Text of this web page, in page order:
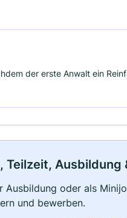
der erste Anwalt ein
Teilzeit, Ausbildung
oder als
und bewerben.